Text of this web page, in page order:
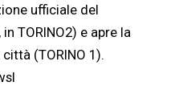
ufficiale del
TORINO2) e apre la
(TORINO 1).